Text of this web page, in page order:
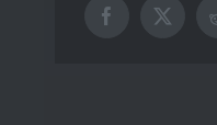
Facebook
X